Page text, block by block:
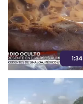
1:34